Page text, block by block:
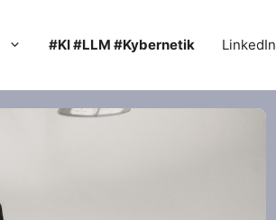
#KI #LLM #Kybernetik LinkedIn